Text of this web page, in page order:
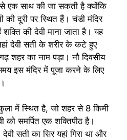
एक साथ की जा सकती है क्योंकि
दूरी पर स्थित हैं। चंडी मंदिर
शक्ति की देवी माना जाता है। यह
देवी सती के शरीर के कटे हुए
शहर का नाम पड़ा। नौ दिवसीय
समय इस मंदिर में पूजा करने के लिए
में स्थित है, जो शहर से 8 किमी
को समर्पित एक शक्तिपीठ है।
सती का सिर यहां गिरा था और